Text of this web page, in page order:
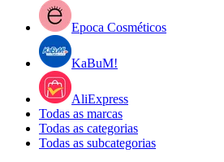
Epoca Cosméticos
KaBuM!
AliExpress
Todas as marcas
Todas as categorias
Todas as subcategorias